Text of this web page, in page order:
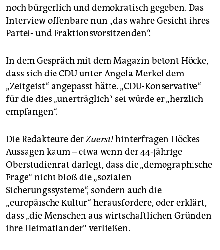
noch bürgerlich und demokratisch gegeben. Das
Interview offenbare nun „das wahre Gesicht ihres
Partei- und Fraktionsvorsitzenden“.
In dem Gespräch mit dem Magazin betont Höcke,
dass sich die CDU unter Angela Merkel dem
„Zeitgeist“ angepasst hätte. „CDU-Konservative“
für die dies „unerträglich“ sei würde er „herzlich
empfangen“.
Die Redakteure derZuerst!hinterfragen Höckes
Aussagen kaum – etwa wenn der 44-jährige
Oberstudienrat darlegt, dass die „demographische
Frage“ nicht bloß die „sozialen
Sicherungssysteme“, sondern auch die
„europäische Kultur“ herausfordere, oder erklärt,
dass „die Menschen aus wirtschaftlichen Gründen
ihre Heimatländer“ verließen.